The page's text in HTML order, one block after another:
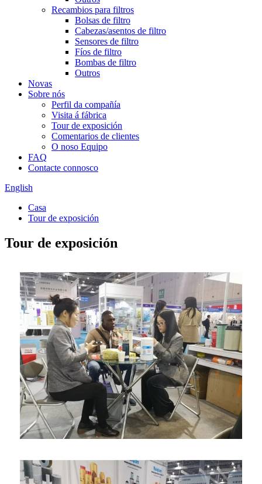
Recambios para filtros
Bolsas de filtro
Cabezas/asentos de filtro
Sensores de filtro
Fíos de filtro
Bombas de filtro
Outros
Novas
Sobre nós
Perfil da compañía
Visita á fábrica
Tour de exposición
Comentarios de clientes
O noso Equipo
FAQ
Contacte connosco
English
Casa
Tour de exposición
Tour de exposición